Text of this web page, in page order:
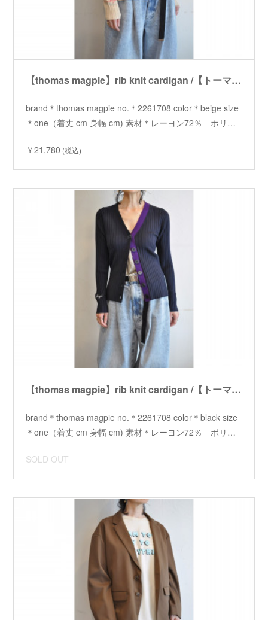
【thomas magpie】rib knit cardigan /【トーマスマグパイ】リブニットカーディガン
brand＊thomas magpie no.＊2261708 color＊beige size
＊one（着丈 cm 身幅 cm) 素材＊レーヨン72％ ポリ…
￥21,780 (税込)
【thomas magpie】rib knit cardigan /【トーマスマグパイ】リブニットカーディガン
brand＊thomas magpie no.＊2261708 color＊black size
＊one（着丈 cm 身幅 cm) 素材＊レーヨン72％ ポリ…
SOLD OUT